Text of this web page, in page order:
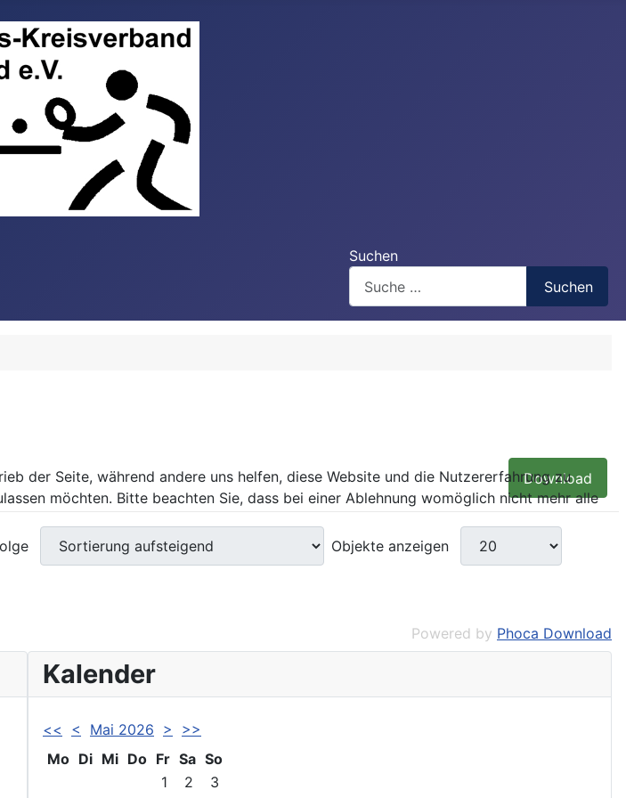
Suchen
Suchen
Download
Objekte anzeigen
Powered by Phoca Download
Kalender
<< < Mai 2026 >
>>
Mo Di Mi Do Fr Sa So
1
2
3
der Seite, während andere uns helfen, diese Website und die Nutzererfahrung zu
möchten. Bitte beachten Sie, dass bei einer Ablehnung womöglich nicht mehr alle